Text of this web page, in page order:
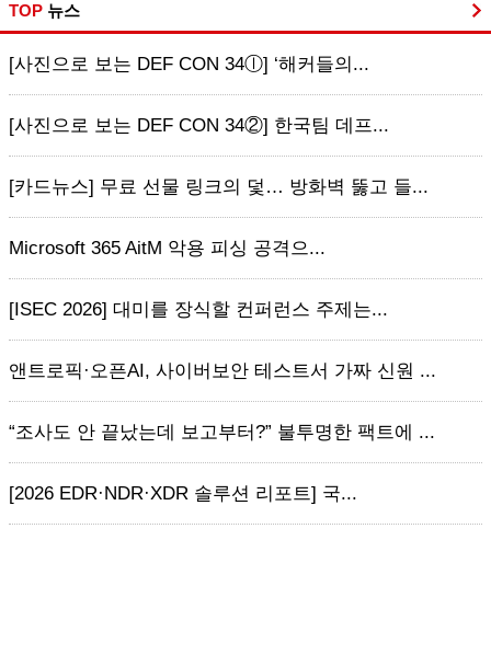
TOP 뉴스
[사진으로 보는 DEF CON 34ⓛ] ‘해커들의...
[사진으로 보는 DEF CON 34②] 한국팀 데프...
[카드뉴스] 무료 선물 링크의 덫… 방화벽 뚫고 들...
Microsoft 365 AitM 악용 피싱 공격으...
[ISEC 2026] 대미를 장식할 컨퍼런스 주제는...
앤트로픽·오픈AI, 사이버보안 테스트서 가짜 신원 ...
“조사도 안 끝났는데 보고부터?” 불투명한 팩트에 ...
[2026 EDR·NDR·XDR 솔루션 리포트] 국...